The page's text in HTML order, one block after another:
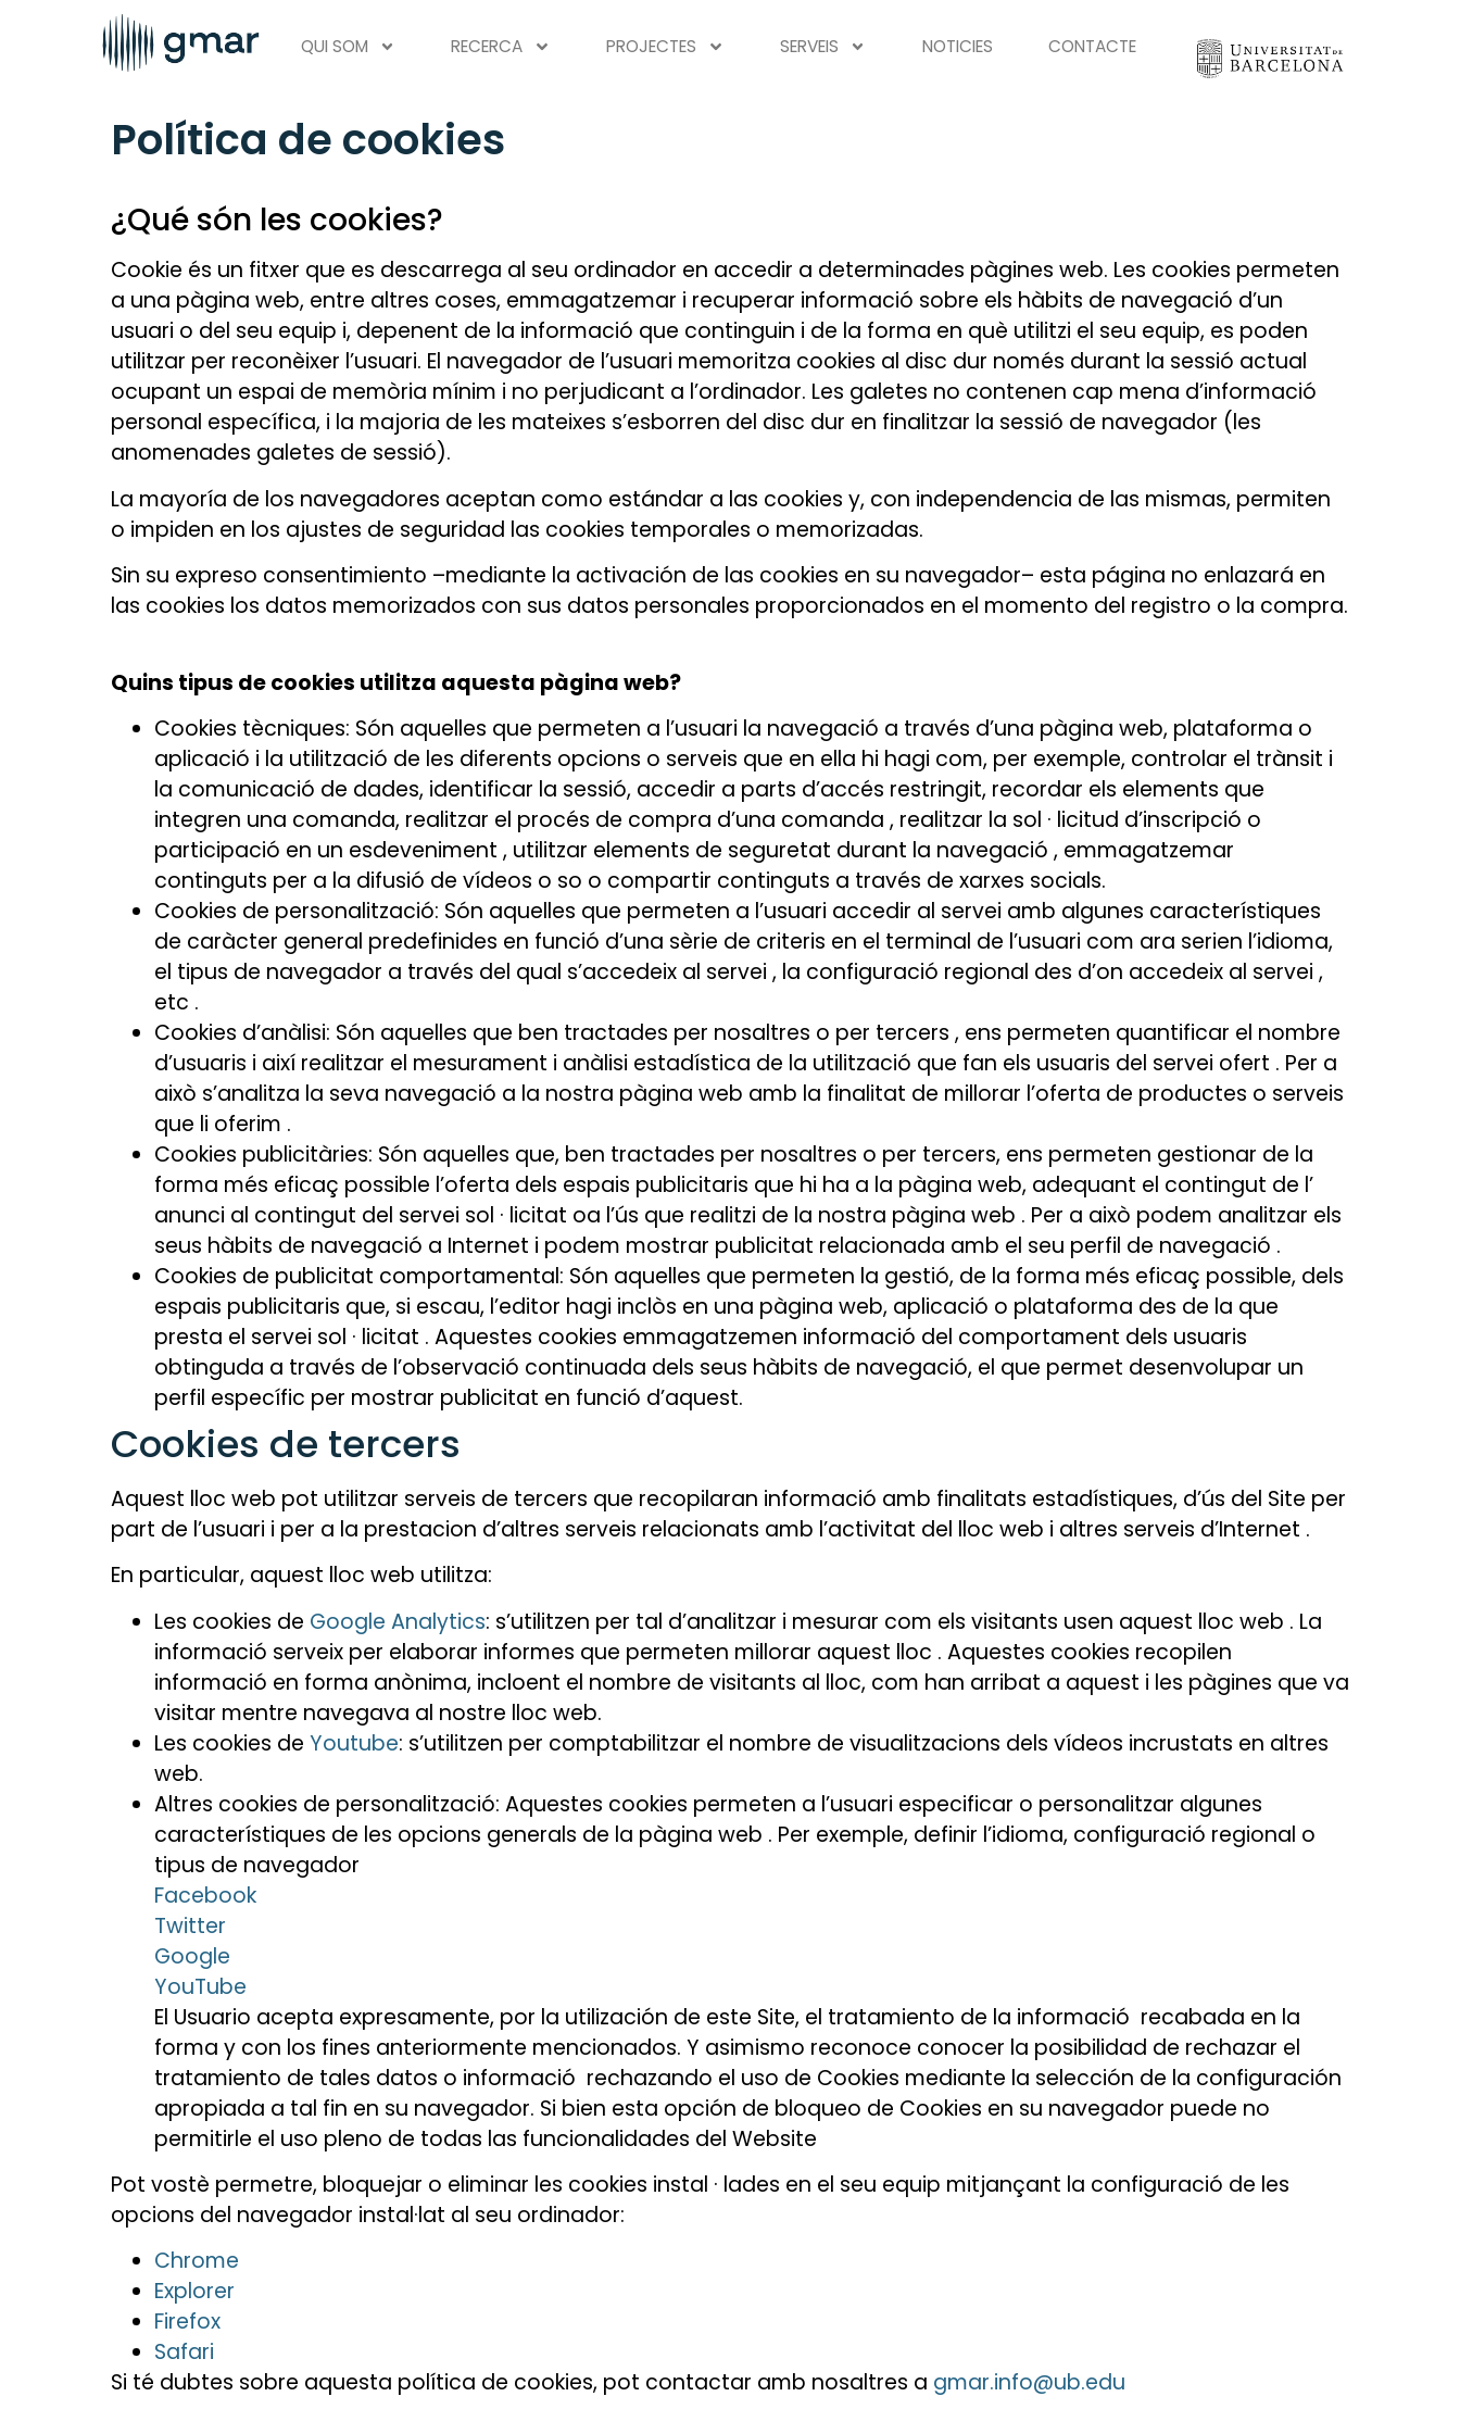
QUI SOM RECERCA PROJECTES SERVEIS NOTICIES CONTACTE
Política de cookies
¿Qué són les cookies?
Cookie és un fitxer que es descarrega al seu ordinador en accedir a determinades pàgines web. Les cookies permeten
a una pàgina web, entre altres coses, emmagatzemar i recuperar informació sobre els hàbits de navegació d’un
usuari o del seu equip i, depenent de la informació que continguin i de la forma en què utilitzi el seu equip, es poden
utilitzar per reconèixer l’usuari. El navegador de l’usuari memoritza cookies al disc dur només durant la sessió actual
ocupant un espai de memòria mínim i no perjudicant a l’ordinador. Les galetes no contenen cap mena d’informació
personal específica, i la majoria de les mateixes s’esborren del disc dur en finalitzar la sessió de navegador (les
anomenades galetes de sessió).
La mayoría de los navegadores aceptan como estándar a las cookies y, con independencia de las mismas, permiten
o impiden en los ajustes de seguridad las cookies temporales o memorizadas.
Sin su expreso consentimiento –mediante la activación de las cookies en su navegador– esta página no enlazará en
las cookies los datos memorizados con sus datos personales proporcionados en el momento del registro o la compra.
Quins tipus de cookies utilitza aquesta pàgina web?
Cookies tècniques: Són aquelles que permeten a l’usuari la navegació a través d’una pàgina web, plataforma o
aplicació i la utilització de les diferents opcions o serveis que en ella hi hagi com, per exemple, controlar el trànsit i
la comunicació de dades, identificar la sessió, accedir a parts d’accés restringit, recordar els elements que
integren una comanda, realitzar el procés de compra d’una comanda , realitzar la sol · licitud d’inscripció o
participació en un esdeveniment , utilitzar elements de seguretat durant la navegació , emmagatzemar
continguts per a la difusió de vídeos o so o compartir continguts a través de xarxes socials.
Cookies de personalització: Són aquelles que permeten a l’usuari accedir al servei amb algunes característiques
de caràcter general predefinides en funció d’una sèrie de criteris en el terminal de l’usuari com ara serien l’idioma,
el tipus de navegador a través del qual s’accedeix al servei , la configuració regional des d’on accedeix al servei ,
etc .
Cookies d’anàlisi: Són aquelles que ben tractades per nosaltres o per tercers , ens permeten quantificar el nombre
d’usuaris i així realitzar el mesurament i anàlisi estadística de la utilització que fan els usuaris del servei ofert . Per a
això s’analitza la seva navegació a la nostra pàgina web amb la finalitat de millorar l’oferta de productes o serveis
que li oferim .
Cookies publicitàries: Són aquelles que, ben tractades per nosaltres o per tercers, ens permeten gestionar de la
forma més eficaç possible l’oferta dels espais publicitaris que hi ha a la pàgina web, adequant el contingut de l’
anunci al contingut del servei sol · licitat oa l’ús que realitzi de la nostra pàgina web . Per a això podem analitzar els
seus hàbits de navegació a Internet i podem mostrar publicitat relacionada amb el seu perfil de navegació .
Cookies de publicitat comportamental: Són aquelles que permeten la gestió, de la forma més eficaç possible, dels
espais publicitaris que, si escau, l’editor hagi inclòs en una pàgina web, aplicació o plataforma des de la que
presta el servei sol · licitat . Aquestes cookies emmagatzemen informació del comportament dels usuaris
obtinguda a través de l’observació continuada dels seus hàbits de navegació, el que permet desenvolupar un
perfil específic per mostrar publicitat en funció d’aquest.
Cookies de tercers
Aquest lloc web pot utilitzar serveis de tercers que recopilaran informació amb finalitats estadístiques, d’ús del Site per
part de l’usuari i per a la prestacion d’altres serveis relacionats amb l’activitat del lloc web i altres serveis d’Internet .
En particular, aquest lloc web utilitza:
Les cookies de Google Analytics: s’utilitzen per tal d’analitzar i mesurar com els visitants usen aquest lloc web . La
informació serveix per elaborar informes que permeten millorar aquest lloc . Aquestes cookies recopilen
informació en forma anònima, incloent el nombre de visitants al lloc, com han arribat a aquest i les pàgines que va
visitar mentre navegava al nostre lloc web.
Les cookies de Youtube: s’utilitzen per comptabilitzar el nombre de visualitzacions dels vídeos incrustats en altres
web.
Altres cookies de personalització: Aquestes cookies permeten a l’usuari especificar o personalitzar algunes
característiques de les opcions generals de la pàgina web . Per exemple, definir l’idioma, configuració regional o
tipus de navegador
Facebook
Twitter
Google
YouTube
El Usuario acepta expresamente, por la utilización de este Site, el tratamiento de la informació recabada en la
forma y con los fines anteriormente mencionados. Y asimismo reconoce conocer la posibilidad de rechazar el
tratamiento de tales datos o informació rechazando el uso de Cookies mediante la selección de la configuración
apropiada a tal fin en su navegador. Si bien esta opción de bloqueo de Cookies en su navegador puede no
permitirle el uso pleno de todas las funcionalidades del Website
Pot vostè permetre, bloquejar o eliminar les cookies instal · lades en el seu equip mitjançant la configuració de les
opcions del navegador instal·lat al seu ordinador:
Chrome
Explorer
Firefox
Safari
Si té dubtes sobre aquesta política de cookies, pot contactar amb nosaltres a gmar.info@ub.edu